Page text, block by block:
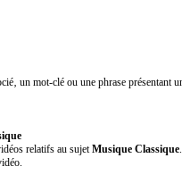
un mot-clé ou une phrase présentant
relatifs au sujetMusique Classique.